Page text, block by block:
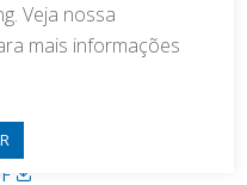
0822
Veja nossa
mais informações